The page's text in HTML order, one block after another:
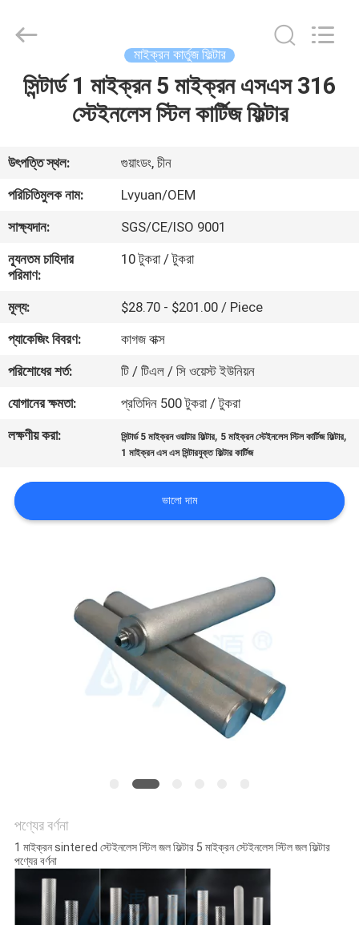
বাড়ি
আমাদের
সম্পর্কে
কারখানা
ভ্রমণ
মান
নিয়ন্ত্রণ
যোগাযোগ
খবর
Equipment
Rights
Reserved.
মাইক্রন কার্তুজ ফিল্টার
সিন্টার্ড 1 মাইক্রন 5 মাইক্রন এসএস 316
স্টেইনলেস স্টিল কার্টিজ ফিল্টার
উৎপত্তি স্থল:
গুয়াংডং, চীন
পরিচিতিমুলক নাম:
Lvyuan/OEM
সাক্ষ্যদান:
SGS/CE/ISO 9001
ন্যূনতম চাহিদার
পরিমাণ:
10 টুকরা / টুকরা
মূল্য:
$28.70 - $201.00 / Piece
প্যাকেজিং বিবরণ:
কাগজ বাক্স
পরিশোধের শর্ত:
টি / টিএল / সি ওয়েস্ট ইউনিয়ন
যোগানের ক্ষমতা:
প্রতিদিন 500 টুকরা / টুকরা
লক্ষণীয় করা:
সিন্টার্ড 5 মাইক্রন ওয়াটার ফিল্টার, 5 মাইক্রন স্টেইনলেস স্টিল কার্টিজ ফিল্টার,
1 মাইক্রন এস এস সিন্টারযুক্ত ফিল্টার কার্টিজ
ভালো দাম
পণ্যের বর্ণনা
1 মাইক্রন sintered স্টেইনলেস স্টিল জল ফিল্টার 5 মাইক্রন স্টেইনলেস স্টিল জল ফিল্টার
পণ্যের বর্ণনা